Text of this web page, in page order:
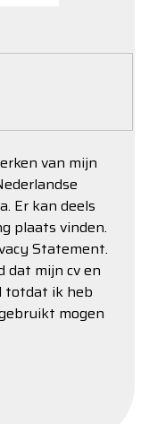
van mijn
Er kan deels
plaats vinden.
Statement.
dat mijn cv en
totdat ik heb
mogen